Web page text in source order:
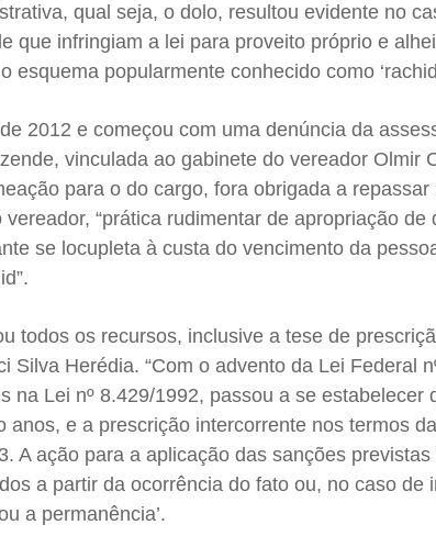
qual seja, o dolo, resultou evidente no
que infringiam a lei para proveito próprio e
esquema popularmente conhecido como
2012 e começou com uma denúncia da
vinculada ao gabinete do vereador Olmir
para o do cargo, fora obrigada a
“prática rudimentar de apropriação
se locupleta à custa do vencimento da
todos os recursos, inclusive a tese de
Silva Herédia. “Com o advento da Lei Federal
na Lei nº 8.429/1992, passou a se estabelecer
anos, e a prescrição intercorrente nos termos
A ação para a aplicação das sanções
a partir da ocorrência do fato ou, no caso de
a permanência’.